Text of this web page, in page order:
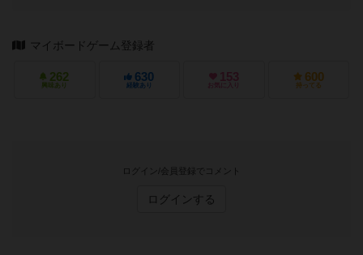
マイボードゲーム登録者
262
興味あり
630
経験あり
153
お気に入り
600
持ってる
ログイン/会員登録でコメント
ログインする